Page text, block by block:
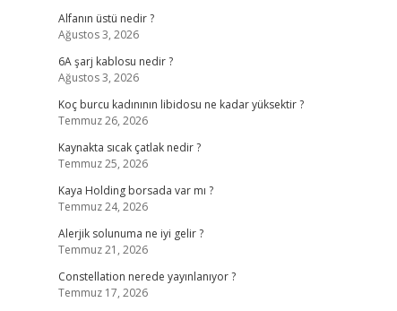
Alfanın üstü nedir ?
Ağustos 3, 2026
6A şarj kablosu nedir ?
Ağustos 3, 2026
Koç burcu kadınının libidosu ne kadar yüksektir ?
Temmuz 26, 2026
Kaynakta sıcak çatlak nedir ?
Temmuz 25, 2026
Kaya Holding borsada var mı ?
Temmuz 24, 2026
Alerjik solunuma ne iyi gelir ?
Temmuz 21, 2026
Constellation nerede yayınlanıyor ?
Temmuz 17, 2026